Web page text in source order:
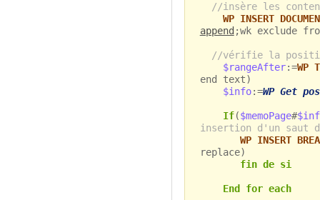
//insère les
WP INSERT
append ;wk exclude
//vérifie la
$rangeAfter:=WP
end text)
$info:=WP Get
If($memoPage#
insertion d'un saut
WP INSERT
replace)
fin de si
End for each